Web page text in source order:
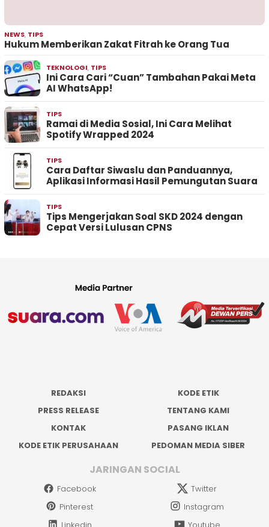
NEWS, TIPS
Hukum Memberikan Zakat Fitrah ke Orang Tua
TEKNOLOGI, TIPS
Ini Cara Cari “Cuan” Tambahan Pakai Meta
AI WhatsApp!
TIPS
Ramai di Media Sosial, Ini Cara Melihat
Spotify Wrapped 2024
TIPS
Cara Daftar Siwaslu dan Panduannya,
Aplikasi Informasi Hasil Pemungutan Suara
TIPS
Tips Mengerjakan Soal SKD 2024 dengan
Cepat Versi Lulusan CPNS
REDAKSI
KODE ETIK
PRESS RELEASE
TENTANG KAMI
KONTAK
PASANG IKLAN
KODE ETIK PERUSAHAAN
PEDOMAN MEDIA SIBER
JARINGAN SOCIAL
Facebook
Twitter
Pinterest
Instagram